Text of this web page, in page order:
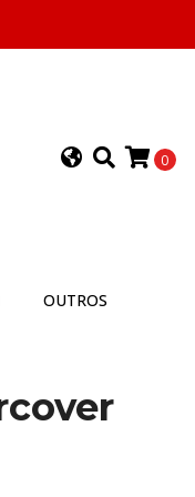
0
OUTROS